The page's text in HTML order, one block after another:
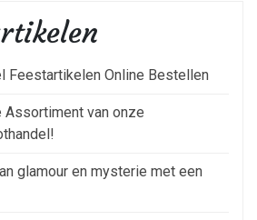
Feestartikelen Online Bestellen
Assortiment van onze
glamour en mysterie met een